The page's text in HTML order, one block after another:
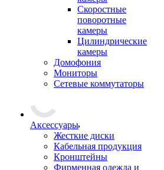
Скоростные
поворотные
камеры
Цилиндрические
камеры
Домофония
Мониторы
Сетевые коммутаторы
Аксессуары
Жесткие диски
Кабельная продукция
Кронштейны
Фирменная одежда и